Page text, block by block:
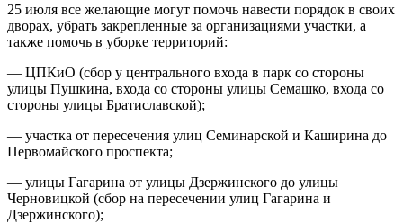
25 июля все желающие могут помочь навести порядок в своих
дворах, убрать закрепленные за организациями участки, а
также помочь в уборке территорий:
— ЦПКиО (сбор у центрального входа в парк со стороны
улицы Пушкина, входа со стороны улицы Семашко, входа со
стороны улицы Братиславской);
— участка от пересечения улиц Семинарской и Каширина до
Первомайского проспекта;
— улицы Гагарина от улицы Дзержинского до улицы
Черновицкой (сбор на пересечении улиц Гагарина и
Дзержинского);